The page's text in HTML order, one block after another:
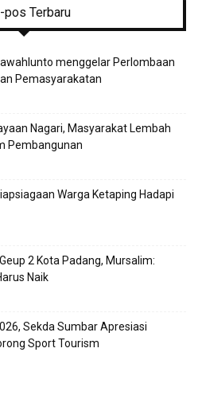
pos Terbaru
menggelar Perlombaan
Pemasyarakatan
Nagari, Masyarakat Lembah
Pembangunan
Warga Ketaping Hadapi
2 Kota Padang, Mursalim:
Naik
Sekda Sumbar Apresiasi
Sport Tourism